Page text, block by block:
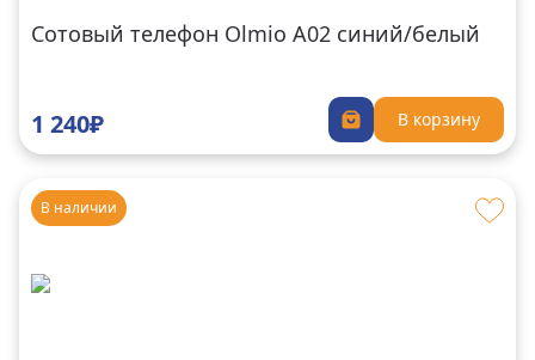
Сотовый телефон Olmio A02 синий/белый
1 240₽ В корзину
В наличии